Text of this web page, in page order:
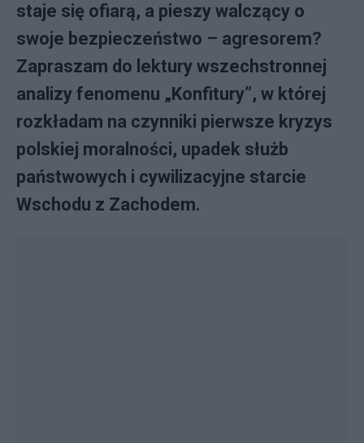
staje się ofiarą, a pieszy walczący o
swoje bezpieczeństwo – agresorem?
Zapraszam do lektury wszechstronnej
analizy fenomenu „Konfitury”, w której
rozkładam na czynniki pierwsze kryzys
polskiej moralności, upadek służb
państwowych i cywilizacyjne starcie
Wschodu z Zachodem.